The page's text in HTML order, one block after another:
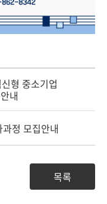
형 중소기업
내
정 모집안내
목록